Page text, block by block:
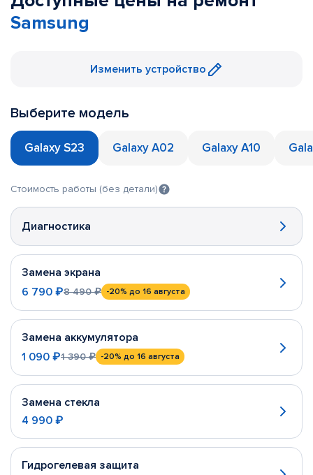
Samsung
Изменить устройство
Выберите модель
Galaxy S23 Galaxy A02 Galaxy A10
Стоимость работы (без детали)
Диагностика
Замена экрана
6 790 ₽8 490 ₽ -20% до 16 августа
Замена аккумулятора
1 090 ₽1 390 ₽ -20% до 16 августа
Замена стекла
4 990 ₽
Гидрогелевая защита